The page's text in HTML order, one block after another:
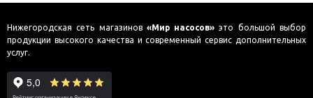
Нижегородская сеть магазинов «Мир насосов» это большой выбор
продукции высокого качества и современный сервис дополнительных
услуг.